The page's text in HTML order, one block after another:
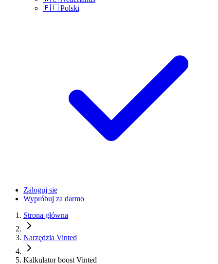
🇵🇱 Polski
Zaloguj się
Wypróbuj za darmo
Strona główna
Narzędzia Vinted
Kalkulator boost Vinted